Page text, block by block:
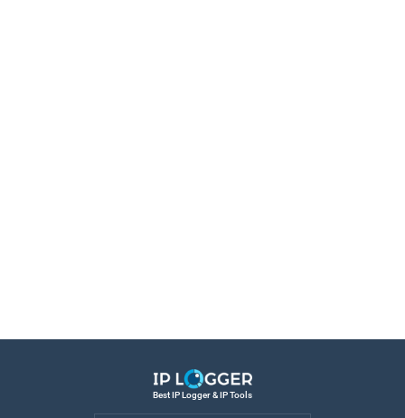
Best IP Logger & IP Tools